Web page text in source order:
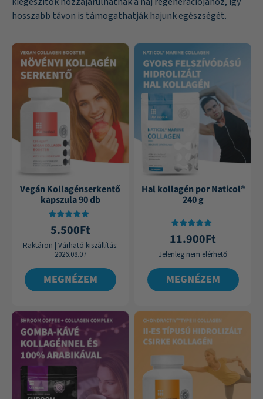
hosszabb távon is támogathatják hajunk egészségét.
Vegán Kollagénserkentő
kapszula 90 db
Értékelés:
5.00
/ 5
5.500Ft
Raktáron | Várható kiszállítás:
2026.08.07
MEGNÉZEM
Hal kollagén por Naticol®
240 g
Értékelés:
5.00
11.900Ft
Jelenleg nem elérhető
MEGNÉZEM